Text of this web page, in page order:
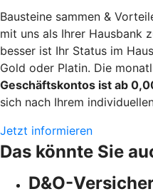
Bausteine sammen &
mit uns als Ihrer Hausbank
besser ist Ihr Status im
Gold oder Platin. Die
Geschäftskontos ist ab
sich nach Ihrem
Jetzt informieren
Das könnte Sie
D&O-